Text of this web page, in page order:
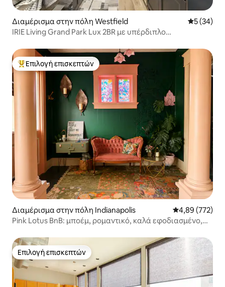
Διαμέρισμα στην πόλη Westfield Μέση
5 (34)
IRIE Living Grand Park Lux 2BR με υπέρδιπλο
Κορυφαία επιλογή επισκεπτών
Επιλογή επισκεπτών
Διαμέρισμα στην πόλη Indianapolis Μέση
4,89 (772)
Pink Lotus BnB: μποέμ, ρομαντικό, καλά εφοδιασμένο,
Επιλογή επισκεπτών
Επιλογή επισκεπτών